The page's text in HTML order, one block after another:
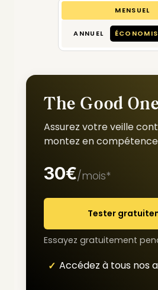
MENSUEL
ANNUEL
The Good
Assurez votre veille
montez en
30€/mois*
Tester
Essayez gratuitement
Accédez à tous nos